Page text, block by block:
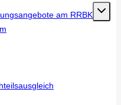
am RRBK